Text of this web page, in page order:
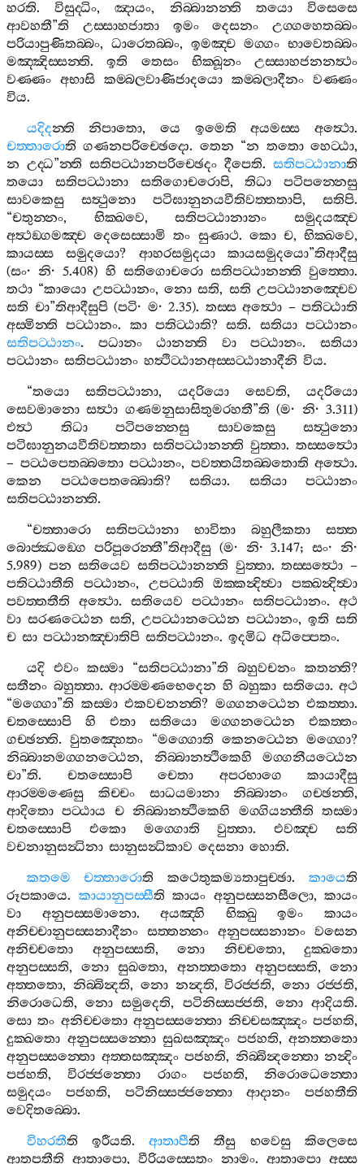
හරති.විසුද‍්ධිං,ඤායං, නිබ‍්බානන‍්ති තයො
විසෙසෙ
ආවහතී”ති උස‍්සාහජාතා ඉමං දෙසනං
උග‍්ගහෙතබ‍්බං
පරියාපුණිතබ‍්බං, ධාරෙතබ‍්බං, ඉමඤ‍්ච මග‍්ගං භාවෙතබ‍්බං
මඤ‍්ඤිස‍්සන‍්ති.ඉති තෙසං භික‍්ඛූනං
උස‍්සාහජනනත්‍ථං
වණ‍්ණං අභාසි කම‍්බලවාණිජාදයො කම‍්බලාදීනං වණ‍්ණං
විය.
යදිදන‍්ති නිපාතො, යෙ ඉමෙති අයමස‍්ස අත්‍ථො.
චත‍්තාරොති ගණනපරිච‍්ඡෙදො. තෙන “න තතො හෙට‍්ඨා,
න උද‍්ධ”න‍්ති සතිපට‍්ඨානපරිච‍්ඡෙදං දීපෙති. සතිපට‍්ඨානාති
තයො
සතිපට‍්ඨානා සතිගොචරොපි,තිධා
පටිපන‍්නෙසු
සාවකෙසු
සත්‍ථුනො පටිඝානුනයවීතිවත‍්තතාපි, සතිපි.
“චතුන‍්නං, භික‍්ඛවෙ,සතිපට‍්ඨානානං
සමුදයඤ‍්ච
අත්‍ථඞ‍්ගමඤ‍්ච දෙසෙස‍්සාමි තං සුණාථ. කො ච,භික‍්ඛවෙ,
කායස‍්ස
සමුදයො? ආහරසමුදයා කායසමුදයො”තිආදීසු
(සං·නි· 5.408) හි සතිගොචරො සතිපට‍්ඨානන‍්ති වුත‍්තො.
තථා “කායො උපට‍්ඨානං,නො සති, සති උපට‍්ඨානඤ‍්චෙව
සති චා”තිආදීසුපි(පටි· ම· 2.35). තස‍්ස අත්‍ථො – පතිට‍්ඨාති
අස‍්මින‍්ති පට‍්ඨානං. කා පතිට‍්ඨාති?සති. සතියා පට‍්ඨානං
සතිපට‍්ඨානං. පධානං ඨානන‍්ති වා පට‍්ඨානං.සතියා
පට‍්ඨානං සතිපට‍්ඨානං හත්‍ථිට‍්ඨානඅස‍්සට‍්ඨානාදීනි විය.
“තයො සතිපට‍්ඨානා, යදරියො සෙවති, යදරියො
සෙවමානො සත්‍ථා ගණමනුසාසිතුමරහතී”ති (ම· නි· 3.311)
එත්‍ථ
තිධා පටිපන‍්නෙසු සාවකෙසු
සත්‍ථුනො
පටිඝානුනයවීතිවත‍්තතා සතිපට‍්ඨානන‍්ති වුත‍්තා. තස‍්සත්‍ථො
– පට‍්ඨපෙතබ‍්බතො පට‍්ඨානං, පවත‍්තයිතබ‍්බතොති අත්‍ථො.
කෙන
පට‍්ඨපෙතබ‍්බොති? සතියා. සතියා
පට‍්ඨානං
සතිපට‍්ඨානන‍්ති.
“චත‍්තාරො සතිපට‍්ඨානා භාවිතා බහුලීකතා
සත‍්ත
බොජ‍්ඣඞ‍්ගෙ පරිපූරෙන‍්තී”තිආදීසු(ම· නි· 3.147;සං·නි·
5.989) පන සතියෙව සතිපට‍්ඨානන‍්ති වුත‍්තා.තස‍්සත්‍ථො –
පතිට‍්ඨාතීති
පට‍්ඨානං, උපට‍්ඨාති ඔක‍්කන්‍දිත්‍වා
පක‍්ඛන්‍දිත්‍වා
පවත‍්තතීති
අත්‍ථො. සතියෙව පට‍්ඨානං සතිපට‍්ඨානං. අථ
වා සරණට‍්ඨෙන සති, උපට‍්ඨානට‍්ඨෙන පට‍්ඨානං, ඉති සති
ච සා පට‍්ඨානඤ‍්චාතිපි සතිපට‍්ඨානං. ඉදමිධ අධිප‍්පෙතං.
යදි එවං කස‍්මා “සතිපට‍්ඨානා”ති බහුවචනං කතන‍්ති?
සතීනං බහුත‍්තා. ආරම‍්මණභෙදෙන හි බහුකා සතියො. අථ
“මග‍්ගො”ති කස‍්මා එකවචනන‍්ති? මග‍්ගනට‍්ඨෙන එකත‍්තා.
චතස‍්සොපි
හි එතා සතියො මග‍්ගනට‍්ඨෙන
එකත‍්තං
ගච‍්ඡන‍්ති.වුතඤ‍්හෙතං “මග‍්ගොති කෙනට‍්ඨෙන මග‍්ගො?
නිබ‍්බානමග‍්ගනට‍්ඨෙන, නිබ‍්බානත්‍ථිකෙහි
මග‍්ගනීයට‍්ඨෙන
චා”ති. චතස‍්සොපි චෙතා අපරභාගෙ
කායාදීසු
ආරම‍්මණෙසු
කිච‍්චං සාධයමානා නිබ‍්බානං ගච‍්ඡන‍්ති,
ආදිතො පට‍්ඨාය ච නිබ‍්බානත්‍ථිකෙහි මග‍්ගියන‍්තීති තස‍්මා
චතස‍්සොපි
එකො මග‍්ගොති වුත‍්තා.එවඤ‍්ච
සති
වචනානුසන්‍ධිනා සානුසන්‍ධිකාව දෙසනා හොති.
කතමෙ
චත‍්තාරොති කථෙතුකම්‍යතාපුච‍්ඡා.කායෙති
රූපකායෙ. කායානුපස‍්සීති කායං අනුපස‍්සනසීලො, කායං
වා
අනුපස‍්සමානො.අයඤ‍්හි භික‍්ඛු ඉමං
කායං
අනිච‍්චානුපස‍්සනාදීනං සත‍්තන‍්නං අනුපස‍්සනානං වසෙන
අනිච‍්චතො
අනුපස‍්සති, නො නිච‍්චතො, දුක‍්ඛතො
අනුපස‍්සති,නො සුඛතො, අනත‍්තතො අනුපස‍්සති,නො
අත‍්තතො, නිබ‍්බින්‍දති, නො නන්‍දති,විරජ‍්ජති,නො රජ‍්ජති,
නිරොධෙති,නො සමුදෙති, පටිනිස‍්සජ‍්ජති, නො ආදියති.
සො තං අනිච‍්චතො අනුපස‍්සන‍්තො නිච‍්චසඤ‍්ඤං පජහති,
දුක‍්ඛතො අනුපස‍්සන‍්තො සුඛසඤ‍්ඤං පජහති, අනත‍්තතො
අනුපස‍්සන‍්තො අත‍්තසඤ‍්ඤං පජහති, නිබ‍්බින්‍දන‍්තො නන්‍දිං
පජහති,විරජ‍්ජන‍්තො රාගං පජහති, නිරොධෙන‍්තො
සමුදයං
පජහති, පටිනිස‍්සජ‍්ජන‍්තො ආදානං
පජහතීති
වෙදිතබ‍්බො.
විහරතීති ඉරීයති.ආතාපීති තීසු භවෙසු
කිලෙසෙ
ආතපතීති ආතාපො, වීරියස‍්සෙතං නාමං. ආතාපො අස‍්ස